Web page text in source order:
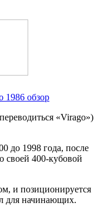
1986 обзор
«Virago»)
до 1998 года, после
своей 400-кубовой
и позиционируется
для начинающих.